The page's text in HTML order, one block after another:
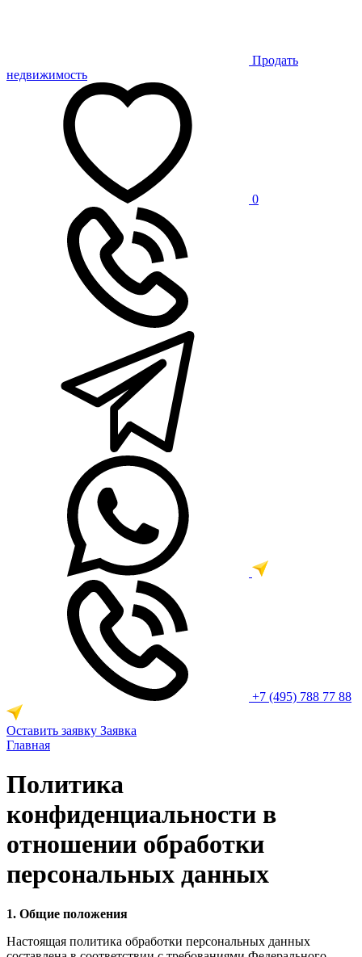
Продать
недвижимость
0
+7 (495) 788 77 88
Оставить заявку Заявка
Главная
Политика
конфиденциальности в
отношении обработки
персональных данных
1. Общие положения
Настоящая политика обработки персональных данных